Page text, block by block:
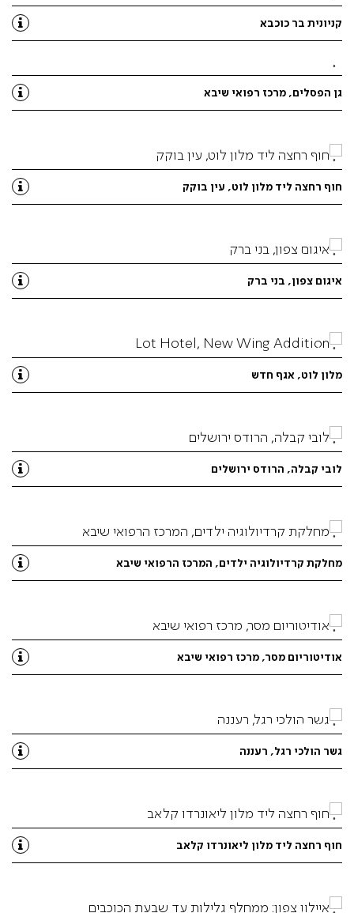
קניונית בר כוכבא
גן הפסלים, מרכז רפואי שיבא
חוף רחצה ליד מלון לוט, עין בוקק
איגום צפון, בני ברק
מלון לוט, אגף חדש
לובי קבלה, הרודס ירושלים
מחלקת קרדיולוגיה ילדים, המרכז הרפואי שיבא
אודיטוריום מסר, מרכז רפואי שיבא
גשר הולכי רגל, רעננה
חוף רחצה ליד מלון ליאונרדו קלאב